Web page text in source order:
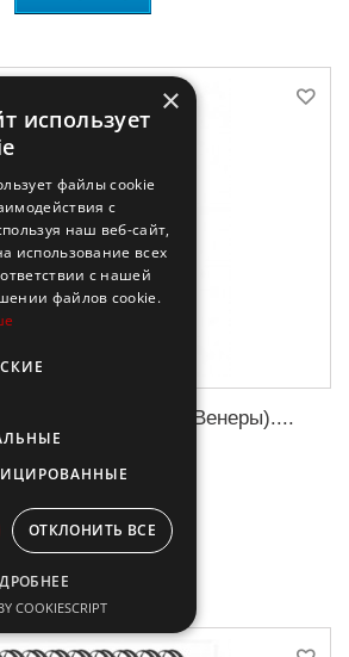
(Рождение Венеры)....
В корзину
×
использует
файлы cookie
с
наш веб-сайт,
использование всех
с нашей
файлов cookie.
ОТКЛОНИТЬ ВСЕ
COOKIESCRIPT